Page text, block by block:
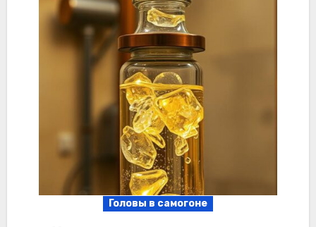
Головы в самогоне